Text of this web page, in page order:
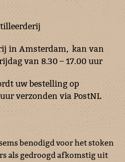
in Amsterdam, kan van
van 8.30 – 17.00 uur
uw bestelling op
verzonden via PostNL
benodigd voor het stoken
als gedroogd afkomstig uit